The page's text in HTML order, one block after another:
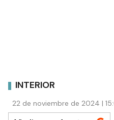
INTERIOR
22 de noviembre de 2024 |